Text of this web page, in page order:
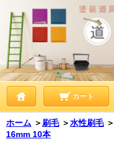
カート
ホーム ＞ 刷毛 ＞水性刷毛 ＞
16mm 10本